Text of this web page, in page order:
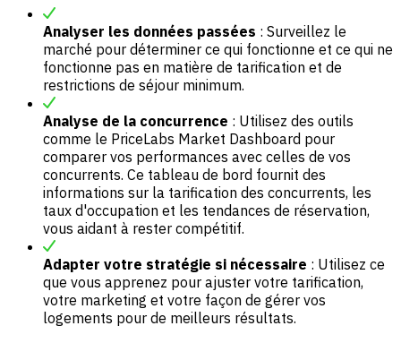
Analyser les données passées : Surveillez le
marché pour déterminer ce qui fonctionne et ce qui ne
fonctionne pas en matière de tarification et de
restrictions de séjour minimum.
Analyse de la concurrence : Utilisez des outils
comme le PriceLabs Market Dashboard pour
comparer vos performances avec celles de vos
concurrents. Ce tableau de bord fournit des
informations sur la tarification des concurrents, les
taux d'occupation et les tendances de réservation,
vous aidant à rester compétitif.
Adapter votre stratégie si nécessaire : Utilisez ce
que vous apprenez pour ajuster votre tarification,
votre marketing et votre façon de gérer vos
logements pour de meilleurs résultats.